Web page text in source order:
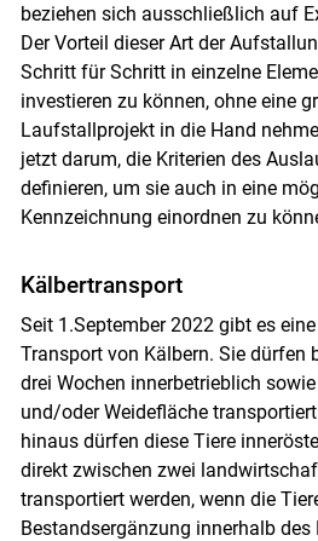
beziehen sich ausschließlich auf
Der Vorteil dieser Art der
Schritt für Schritt in einzelne
investieren zu können, ohne eine
Laufstallprojekt in die Hand
jetzt darum, die Kriterien des
definieren, um sie auch in eine
Kennzeichnung einordnen zu
Kälbertransport
Seit 1.September 2022 gibt es
Transport von Kälbern. Sie dürfen
drei Wochen innerbetrieblich
und/oder Weidefläche
hinaus dürfen diese Tiere
direkt zwischen zwei
transportiert werden, wenn die
Bestandsergänzung innerhalb